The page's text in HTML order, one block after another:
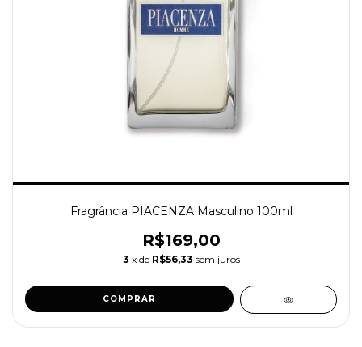
Fragrância PIACENZA Masculino 100ml
R$169,00
3 x de R$56,33 sem juros
COMPRAR